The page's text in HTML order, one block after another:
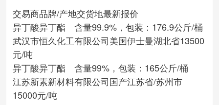
交易商品牌/产地交货地最新报价
异丁酸异丁酯 含量99.9%，包装：176.9公斤/桶
武汉市恒久化工有限公司美国伊士曼湖北省13500
元/吨
异丁酸异丁酯 含量99%，包装：165公斤/桶
江苏新素新材料有限公司国产江苏省/苏州市
15000元/吨